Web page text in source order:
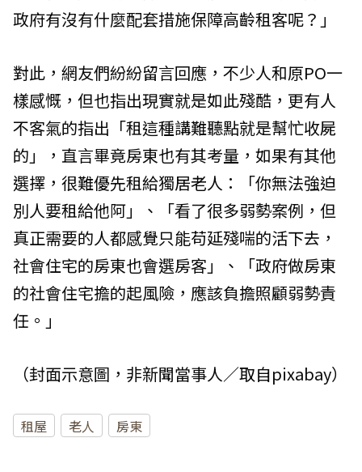
政府有沒有什麼配套措施保障高齡租客呢？」
對此，網友們紛紛留言回應，不少人和原PO一
樣感慨，但也指出現實就是如此殘酷，更有人
不客氣的指出「租這種講難聽點就是幫忙收屍
的」，直言畢竟房東也有其考量，如果有其他
選擇，很難優先租給獨居老人：「你無法強迫
別人要租給他阿」、「看了很多弱勢案例，但
真正需要的人都感覺只能苟延殘喘的活下去，
社會住宅的房東也會選房客」、「政府做房東
的社會住宅擔的起風險，應該負擔照顧弱勢責
任。」
（封面示意圖，非新聞當事人／取自pixabay）
租屋 老人 房東